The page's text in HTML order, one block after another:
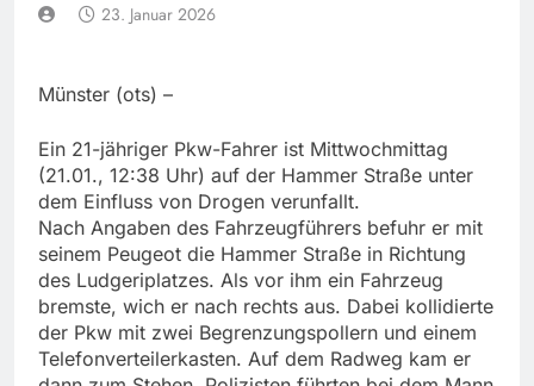
23. Januar 2026
Münster (ots) –
Ein 21-jähriger Pkw-Fahrer ist Mittwochmittag
(21.01., 12:38 Uhr) auf der Hammer Straße unter
dem Einfluss von Drogen verunfallt.
Nach Angaben des Fahrzeugführers befuhr er mit
seinem Peugeot die Hammer Straße in Richtung
des Ludgeriplatzes. Als vor ihm ein Fahrzeug
bremste, wich er nach rechts aus. Dabei kollidierte
der Pkw mit zwei Begrenzungspollern und einem
Telefonverteilerkasten. Auf dem Radweg kam er